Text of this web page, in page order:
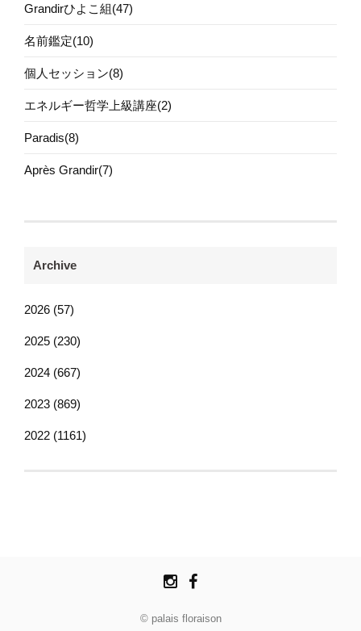
Grandirひよこ組(47)
名前鑑定(10)
個人セッション(8)
エネルギー哲学上級講座(2)
Paradis(8)
Après Grandir(7)
Archive
2026 (57)
2025 (230)
2024 (667)
2023 (869)
2022 (1161)
© palais floraison